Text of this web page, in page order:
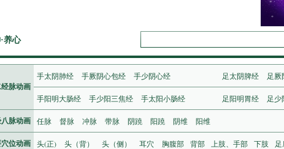
养心
脉动画
手太阴肺经 手厥阴心包经 手少阴心经 足太阴脾经 足厥
手阳明大肠经 手少阳三焦经 手太阳小肠经 足阳明胃经 足少
脉动画 任脉 督脉 冲脉 带脉 阴蹺 阳蹺 阴维 阳维
位动画 头(正) 头（背） 头（侧） 耳穴 胸腹部 背部 上肢、手部 下肢